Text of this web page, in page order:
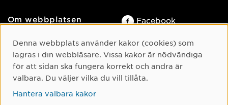
Om webbplatsen
Behandling av
personuppgifter
Hantera kakor
Facebook
TikTok
Youtube
Cookie-samtycke
Denna webbplats använder kakor (cookies) som
lagras i din webbläsare. Vissa kakor är nödvändiga
för att sidan ska fungera korrekt och andra är
valbara. Du väljer vilka du vill tillåta.
Hantera valbara kakor